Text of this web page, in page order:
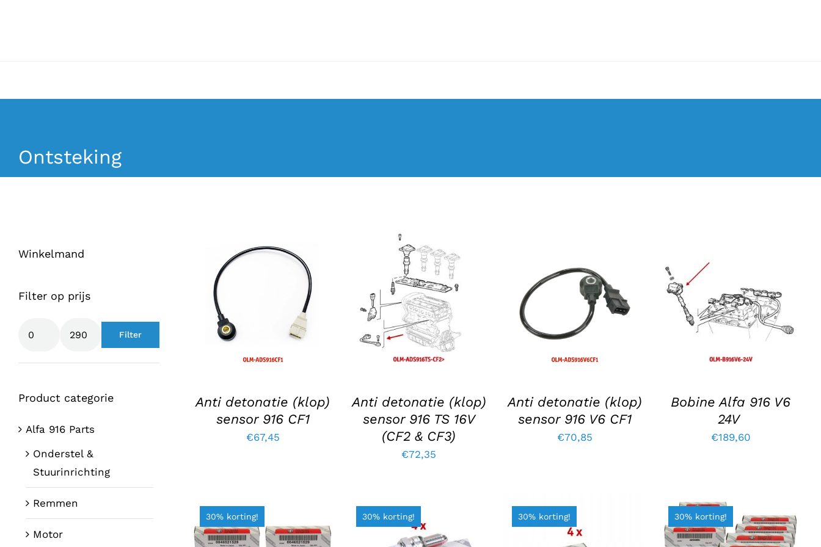
Ontsteking
Anti detonatie (klop)
sensor 916 CF1
€67,45
TOEVOEGEN AAN
WINKELWAGEN
/
DETAILS
Anti detonatie (klop)
sensor 916 TS 16V
(CF2 & CF3)
€72,35
TOEVOEGEN AAN
WINKELWAGEN
/
DETAILS
Anti detonatie (klop)
sensor 916 V6 CF1
€70,85
TOEVOEGEN AAN
WINKELWAGEN
/
DETAILS
Bobine Alfa 916 V6
24V
€189,60
30% korting! 30% korting! 30% korting! 30% korting!
Winkelmand
Filter op prijs
Min.
prijs
Max.
prijs
Filter
Product categorie
Alfa 916 Parts
Onderstel &
Stuurinrichting
Remmen
Motor